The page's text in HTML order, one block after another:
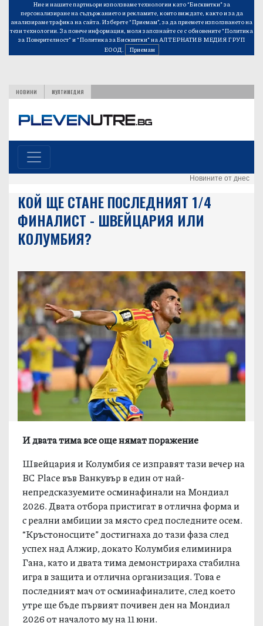
Ние и нашите партньори използваме технологии като “Бисквитки” за
персонализиране на съдържанието и рекламите, които виждате, както и за да
анализираме трафика на сайта. Изберете “Приемам”, за да приемете използването на
тези технологии. За повече информация, моля запознайте се с обновените“Политика
за Поверителност”и“Политика за Бисквитки”на АЛТЕРНАТИВ МЕДИЯ ГРУП
ЕООД.
Приемам
НОВИНИ МУЛТИМЕДИЯ
Новините от днес
КОЙ ЩЕ СТАНЕ ПОСЛЕДНИЯТ 1/4
ФИНАЛИСТ - ШВЕЙЦАРИЯ ИЛИ
КОЛУМБИЯ?
И двата тима все още нямат поражение
Швейцария и Колумбия се изправят тази вечер на
BC Place във Ванкувър в един от най-
непредсказуемите осминафинали на Мондиал
2026. Двата отбора пристигат в отлична форма и
с реални амбиции за място сред последните осем.
“Кръстоносците” достигнаха до тази фаза след
успех над Алжир, докато Колумбия елиминира
Гана, като и двата тима демонстрираха стабилна
игра в защита и отлична организация. Това е
последният мач от осминафиналите, след което
утре ще бъде първият почивен ден на Мондиал
2026 от началото му на 11 юни.